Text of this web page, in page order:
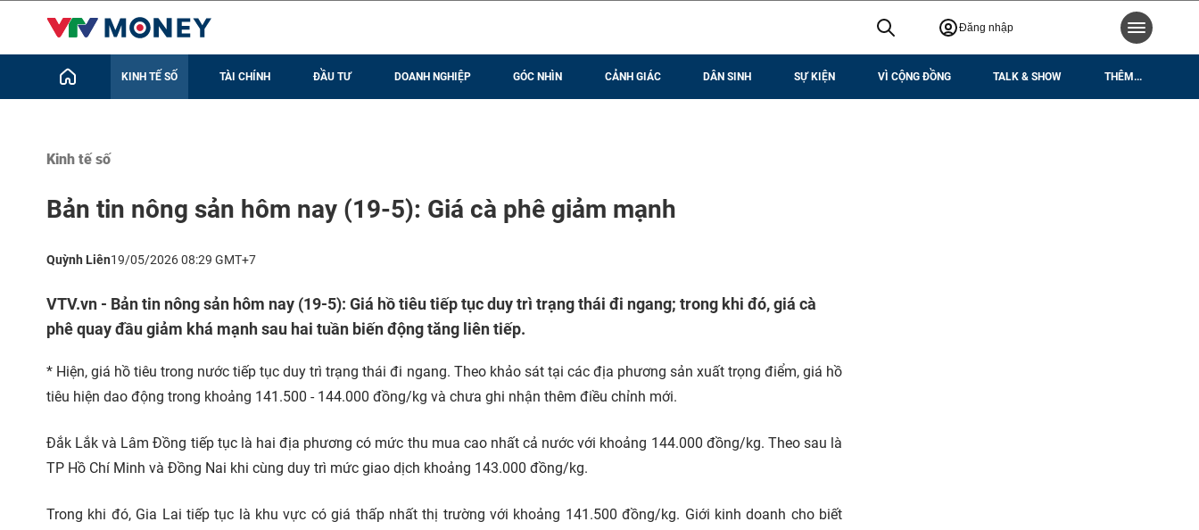
Đăng nhập
KINH TẾ SỐ TÀI CHÍNH ĐẦU TƯ DOANH NGHIỆP GÓC NHÌN CẢNH GIÁC DÂN SINH SỰ KIỆN VÌ CỘNG ĐỒNG TALK & SHOW THÊM...
Kinh tế số
Bản tin nông sản hôm nay (19-5): Giá cà phê giảm mạnh
Quỳnh Liên19/05/2026 08:29 GMT+7
VTV.vn - Bản tin nông sản hôm nay (19-5): Giá hồ tiêu tiếp tục duy trì trạng thái đi ngang; trong khi đó, giá cà
phê quay đầu giảm khá mạnh sau hai tuần biến động tăng liên tiếp.
* Hiện, giá hồ tiêu trong nước tiếp tục duy trì trạng thái đi ngang. Theo khảo sát tại các địa phương sản xuất trọng điểm, giá hồ
tiêu hiện dao động trong khoảng 141.500 - 144.000 đồng/kg và chưa ghi nhận thêm điều chỉnh mới.
Đắk Lắk và Lâm Đồng tiếp tục là hai địa phương có mức thu mua cao nhất cả nước với khoảng 144.000 đồng/kg. Theo sau là
TP Hồ Chí Minh và Đồng Nai khi cùng duy trì mức giao dịch khoảng 143.000 đồng/kg.
Trong khi đó, Gia Lai tiếp tục là khu vực có giá thấp nhất thị trường với khoảng 141.500 đồng/kg. Giới kinh doanh cho biết